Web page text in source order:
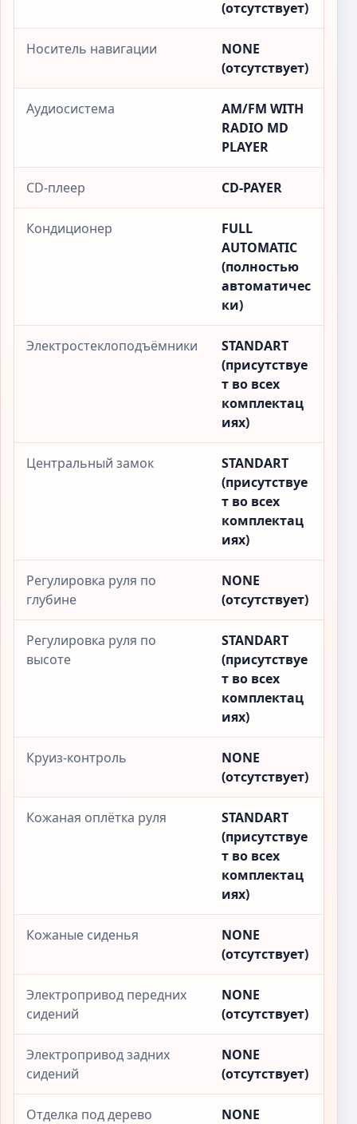
(отсутствует)
Носитель навигации
NONE
(отсутствует)
Аудиосистема
AM/FM WITH
RADIO MD
PLAYER
CD-плеер CD-PAYER
Кондиционер
FULL
AUTOMATIC
(полностью
автоматичес
ки)
Электростеклоподъёмники
STANDART
(присутствуе
т во всех
комплектац
иях)
Центральный замок
STANDART
(присутствуе
т во всех
комплектац
иях)
Регулировка руля по
глубине
NONE
(отсутствует)
Регулировка руля по
высоте
STANDART
(присутствуе
т во всех
комплектац
иях)
Круиз-контроль
NONE
(отсутствует)
Кожаная оплётка руля
STANDART
(присутствуе
т во всех
комплектац
иях)
Кожаные сиденья
NONE
(отсутствует)
Электропривод передних
сидений
NONE
(отсутствует)
Электропривод задних
сидений
NONE
(отсутствует)
Отделка под дерево
NONE